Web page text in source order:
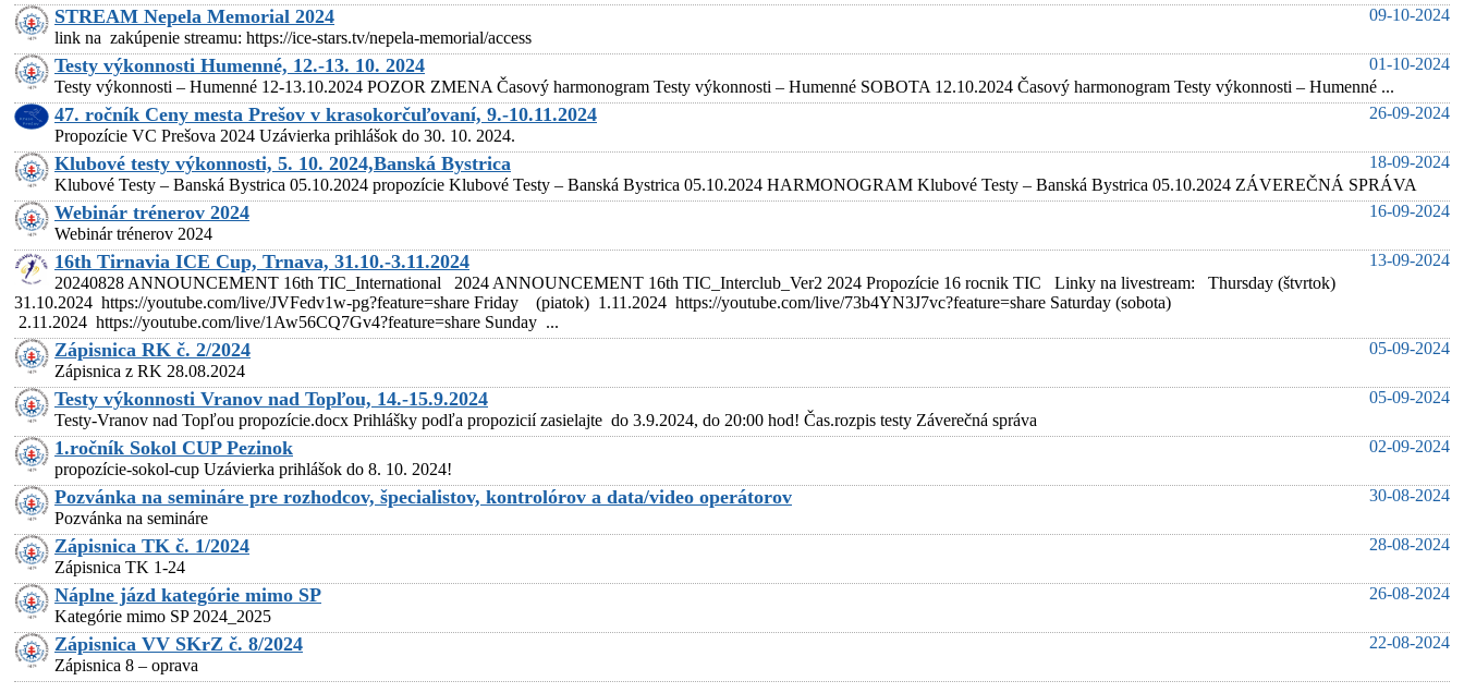
STREAM Nepela Memorial 2024
09-10-2024
link na zakúpenie streamu: https://ice-stars.tv/nepela-memorial/access
Testy výkonnosti Humenné, 12.-13. 10. 2024
01-10-2024
Testy výkonnosti – Humenné 12-13.10.2024 POZOR ZMENA Časový harmonogram Testy výkonnosti – Humenné SOBOTA 12.10.2024 Časový harmonogram Testy výkonnosti – Humenné ...
47. ročník Ceny mesta Prešov v krasokorčuľovaní, 9.-10.11.2024
26-09-2024
Propozície VC Prešova 2024 Uzávierka prihlášok do 30. 10. 2024.
Klubové testy výkonnosti, 5. 10. 2024,Banská Bystrica
18-09-2024
Klubové Testy – Banská Bystrica 05.10.2024 propozície Klubové Testy – Banská Bystrica 05.10.2024 HARMONOGRAM Klubové Testy – Banská Bystrica 05.10.2024 ZÁVEREČNÁ SPRÁVA
Webinár trénerov 2024
16-09-2024
Webinár trénerov 2024
16th Tirnavia ICE Cup, Trnava, 31.10.-3.11.2024
13-09-2024
20240828 ANNOUNCEMENT 16th TIC_International 2024 ANNOUNCEMENT 16th TIC_Interclub_Ver2 2024 Propozície 16 rocnik TIC Linky na livestream: Thursday (štvrtok)
31.10.2024 https://youtube.com/live/JVFedv1w-pg?feature=share Friday (piatok) 1.11.2024 https://youtube.com/live/73b4YN3J7vc?feature=share Saturday (sobota)
2.11.2024 https://youtube.com/live/1Aw56CQ7Gv4?feature=share Sunday ...
Zápisnica RK č. 2/2024
05-09-2024
Zápisnica z RK 28.08.2024
Testy výkonnosti Vranov nad Topľou, 14.-15.9.2024
05-09-2024
Testy-Vranov nad Topľou propozície.docx Prihlášky podľa propozicií zasielajte do 3.9.2024, do 20:00 hod! Čas.rozpis testy Záverečná správa
1.ročník Sokol CUP Pezinok
02-09-2024
propozície-sokol-cup Uzávierka prihlášok do 8. 10. 2024!
Pozvánka na semináre pre rozhodcov, špecialistov, kontrolórov a data/video operátorov
30-08-2024
Pozvánka na semináre
Zápisnica TK č. 1/2024
28-08-2024
Zápisnica TK 1-24
Náplne jázd kategórie mimo SP
26-08-2024
Kategórie mimo SP 2024_2025
Zápisnica VV SKrZ č. 8/2024
22-08-2024
Zápisnica 8 – oprava